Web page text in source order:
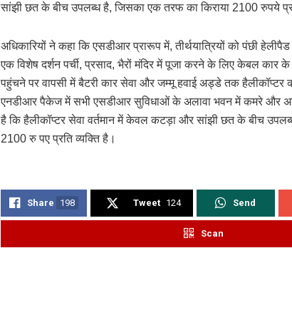
सांझी छत के बीच उपलब्ध है, जिसका एक तरफ का किराया 2100 रुपये
अधिकारियों ने कहा कि एसडीआर प्रारूप में, तीर्थयात्रियों को पंछी
एक विशेष दर्शन पर्ची, प्रसाद, भैरों मंदिर में पूजा करने के लिए केबल कार
पहुंचने पर वापसी में बैटरी कार सेवा और जम्मू हवाई अड्डे तक हैलीकॉप्टर
एनडीआर पैकेज में सभी एसडीआर सुविधाओं के अलावा भवन में कमरे और
है कि हैलीकॉप्टर सेवा वर्तमान में केवल कटड़ा और सांझी छत के बीच
2100 रु पए प्रति व्यक्ति है।
Share 198 Tweet 124 Send
Scan